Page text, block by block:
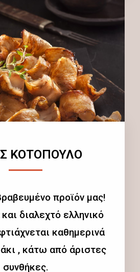
ΚΟΤΟΠΟΥΛΟ
προϊόν μας!
διαλεχτό ελληνικό
καθημερινά
, κάτω από άριστες
συνθήκες.